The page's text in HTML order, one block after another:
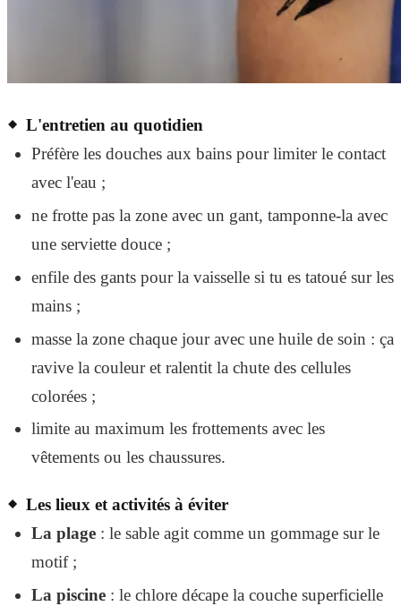
L'entretien au quotidien
Préfère les douches aux bains pour limiter le contact
avec l'eau ;
ne frotte pas la zone avec un gant, tamponne-la avec
une serviette douce ;
enfile des gants pour la vaisselle si tu es tatoué sur les
mains ;
masse la zone chaque jour avec une huile de soin : ça
ravive la couleur et ralentit la chute des cellules
colorées ;
limite au maximum les frottements avec les
vêtements ou les chaussures.
Les lieux et activités à éviter
La plage: le sable agit comme un gommage sur le
motif ;
La piscine: le chlore décape la couche superficielle